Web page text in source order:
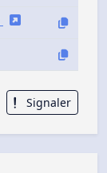
Signaler